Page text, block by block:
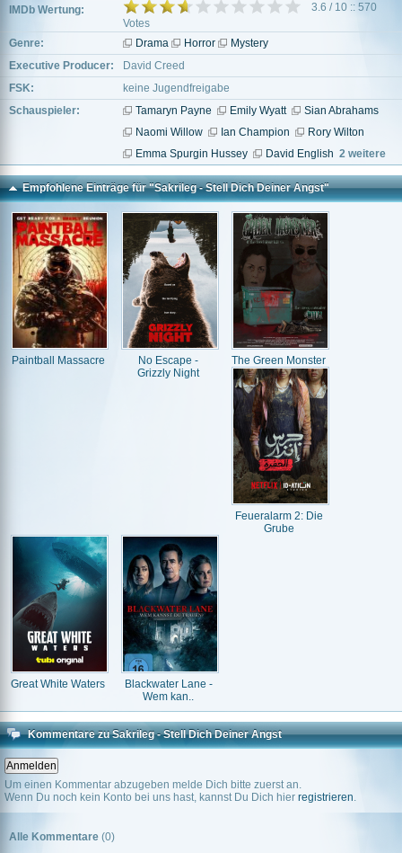
IMDb Wertung:
3.6 / 10 :: 570
Votes
Genre:
Drama Horror
Mystery
Executive Producer:
David Creed
FSK:
keine Jugendfreigabe
Schauspieler:
Tamaryn Payne Emily Wyatt
Sian Abrahams
Naomi Willow
Ian Champion
Rory Wilton
Emma Spurgin Hussey
David English 2 weitere
Empfohlene Einträge für "Sakrileg - Stell Dich Deiner Angst"
Paintball Massacre
No Escape -
Grizzly Night
The Green Monster
Feueralarm 2: Die
Grube
Great White Waters
Blackwater Lane -
Wem kan..
Kommentare zu Sakrileg - Stell Dich Deiner Angst
Um einen Kommentar abzugeben melde Dich bitte zuerst an.
Wenn Du noch kein Konto bei uns hast, kannst Du Dich hier registrieren.
Alle Kommentare (0)